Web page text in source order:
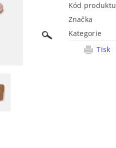
Kód produktu
Značka
Kategorie
Tisk